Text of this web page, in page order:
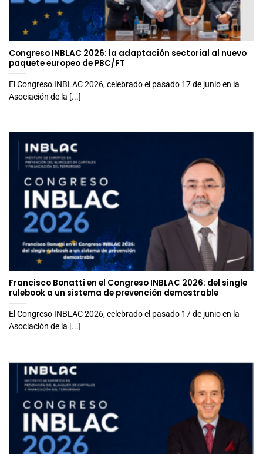
Congreso INBLAC 2026: la adaptación sectorial al nuevo
paquete europeo de PBC/FT
El Congreso INBLAC 2026, celebrado el pasado 17 de junio en la
Asociación de la [...]
Francisco Bonatti en el Congreso INBLAC 2026: del single
rulebook a un sistema de prevención demostrable
El Congreso INBLAC 2026, celebrado el pasado 17 de junio en la
Asociación de la [...]